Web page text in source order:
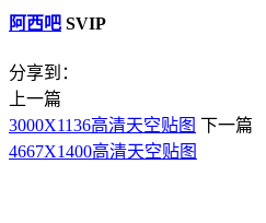
阿西吧 SVIP
分享到：
上一篇
3000X1136高清天空贴图 下一篇
4667X1400高清天空贴图